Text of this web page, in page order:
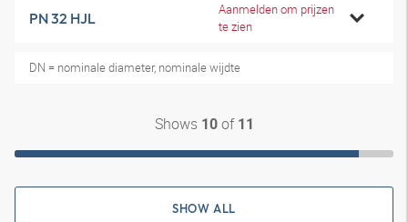
PN 32 HJL
Aanmelden om prijzen
te zien
DN = nominale diameter, nominale wijdte
Shows 10of 11
SHOW ALL